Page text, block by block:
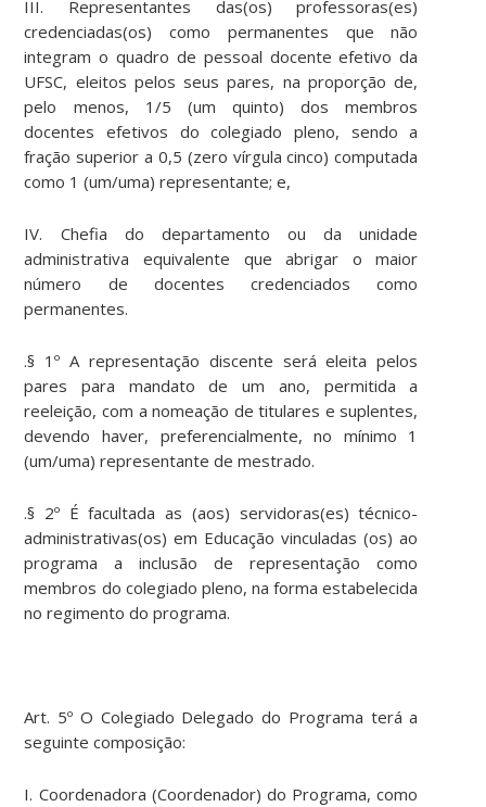
III. Representantes das(os) professoras(es)
credenciadas(os) como permanentes que não
integram o quadro de pessoal docente efetivo da
UFSC, eleitos pelos seus pares, na proporção de,
pelo menos, 1/5 (um quinto) dos membros
docentes efetivos do colegiado pleno, sendo a
fração superior a 0,5 (zero vírgula cinco) computada
como 1 (um/uma) representante; e,
IV. Chefia do departamento ou da unidade
administrativa equivalente que abrigar o maior
número de docentes credenciados como
permanentes.
.§ 1º A representação discente será eleita pelos
pares para mandato de um ano, permitida a
reeleição, com a nomeação de titulares e suplentes,
devendo haver, preferencialmente, no mínimo 1
(um/uma) representante de mestrado.
.§ 2º É facultada as (aos) servidoras(es) técnico-
administrativas(os) em Educação vinculadas (os) ao
programa a inclusão de representação como
membros do colegiado pleno, na forma estabelecida
no regimento do programa.
Art. 5º O Colegiado Delegado do Programa terá a
seguinte composição:
I. Coordenadora (Coordenador) do Programa, como